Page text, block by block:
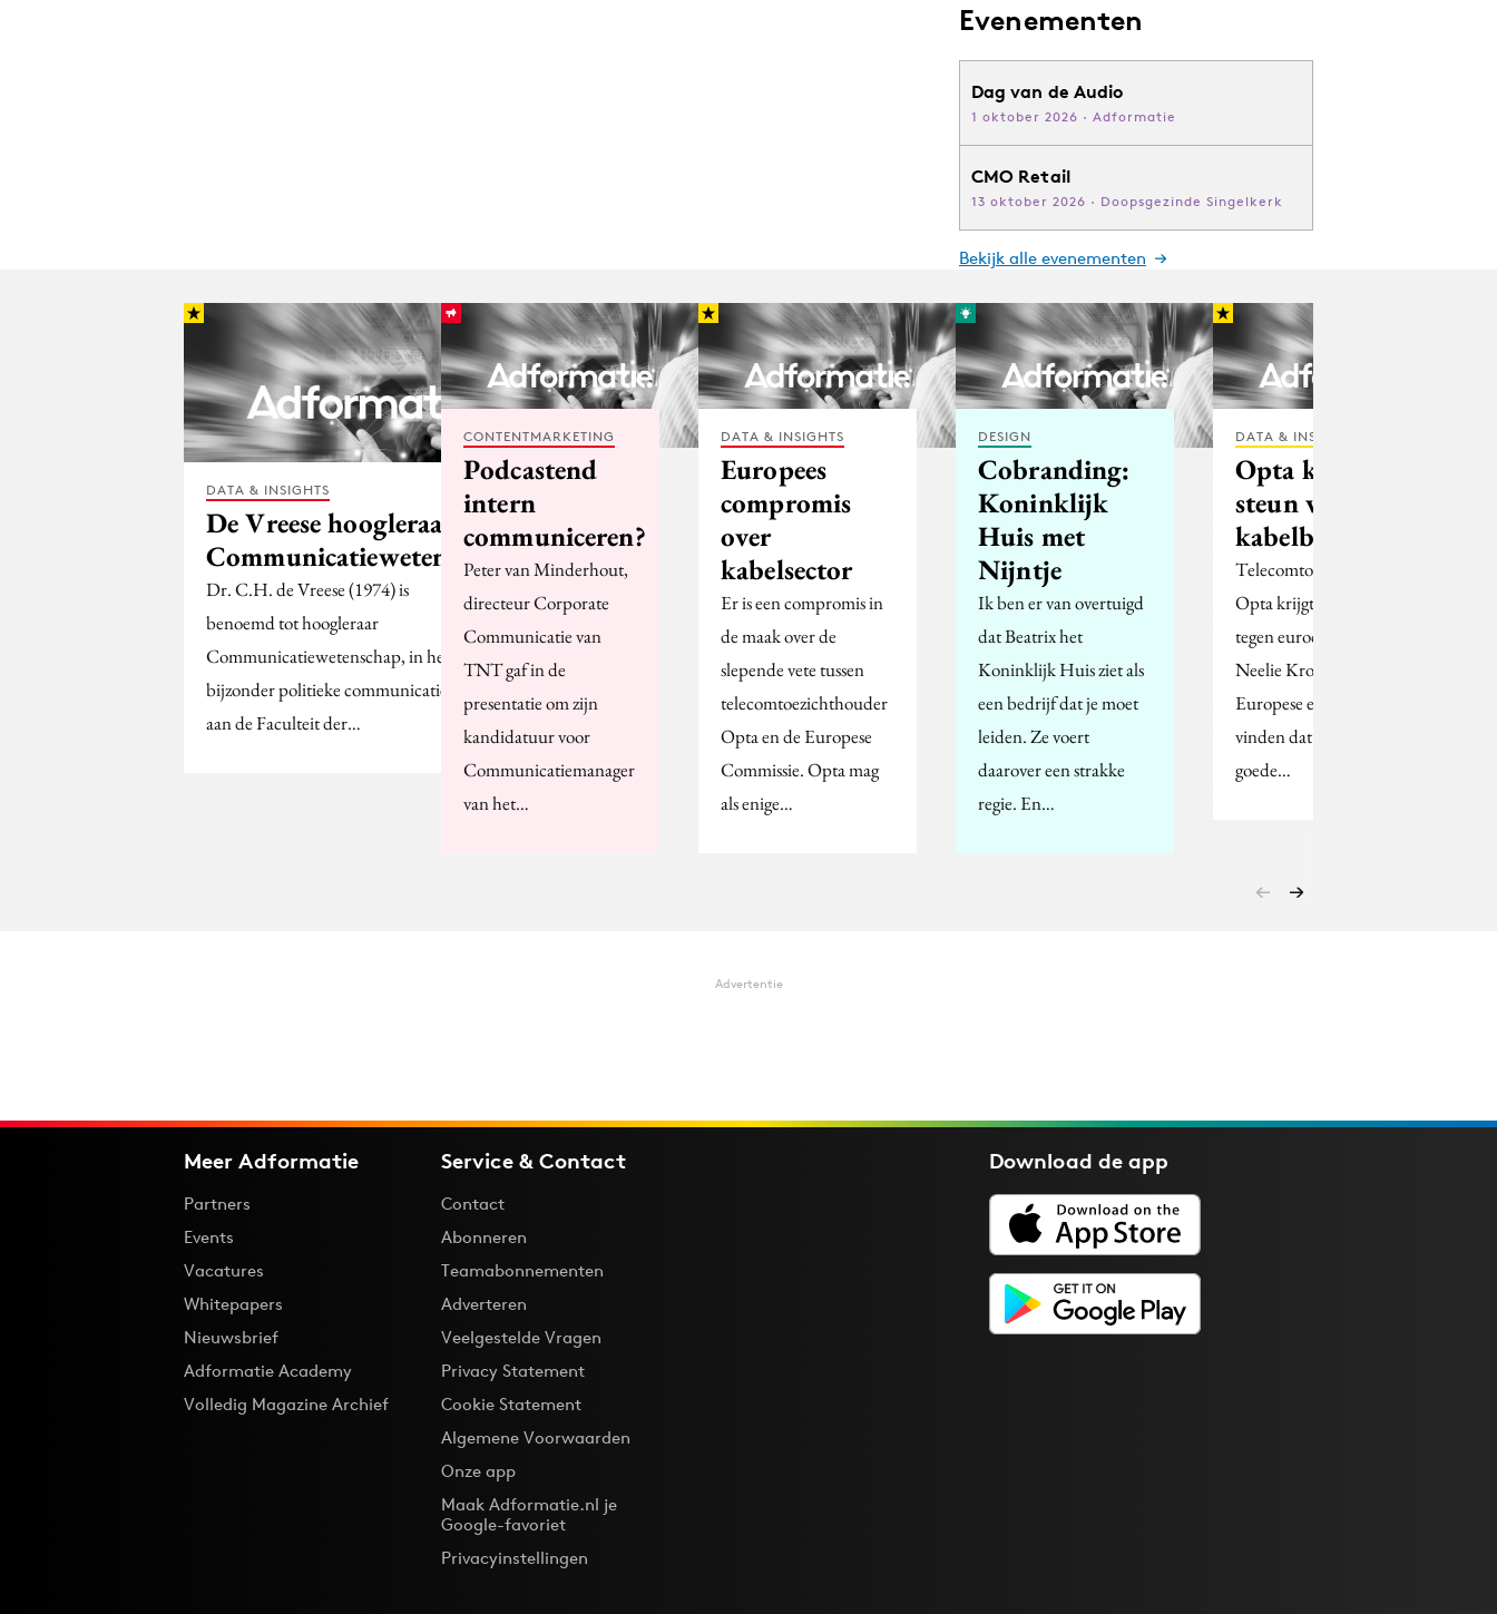
Evenementen
Dag van de Audio
1 oktober 2026 · Adformatie
CMO Retail
13 oktober 2026 · Doopsgezinde Singelkerk
Bekijk alle evenementen
DATA & INSIGHTS
De Vreese hoogleraar
Communicatiewetenschap
Dr. C.H. de Vreese (1974) is
benoemd tot hoogleraar
Communicatiewetenschap, in het
bijzonder politieke communicatie,
aan de Faculteit der…
CONTENTMARKETING
Podcastend
intern
communiceren?
Peter van Minderhout,
directeur Corporate
Communicatie van
TNT gaf in de
presentatie om zijn
kandidatuur voor
Communicatiemanager
van het…
DATA & INSIGHTS
Europees
compromis
over
kabelsector
Er is een compromis in
de maak over de
slepende vete tussen
telecomtoezichthouder
Opta en de Europese
Commissie. Opta mag
als enige…
DESIGN
Cobranding:
Koninklijk
Huis met
Nijntje
Ik ben er van overtuigd
dat Beatrix het
Koninklijk Huis ziet als
een bedrijf dat je moet
leiden. Ze voert
daarover een strakke
regie. En…
DATA & INSIGHTS
Opta krijgt
steun voor
kabelbesluit
Telecomtoezichthouder
Opta krijgt in zijn strijd
tegen eurocommissaris
Neelie Kroes steun van
Europese experts. Zij
vinden dat Opta
goede…
Advertentie
Meer Adformatie
Partners
Events
Vacatures
Whitepapers
Nieuwsbrief
Adformatie Academy
Volledig Magazine Archief
Service & Contact
Contact
Abonneren
Teamabonnementen
Adverteren
Veelgestelde Vragen
Privacy Statement
Cookie Statement
Algemene Voorwaarden
Onze app
Maak Adformatie.nl je
Google-favoriet
Privacyinstellingen
Download deapp